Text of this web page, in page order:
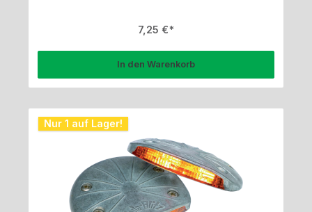
Regulärer Preis:
7,25 €
In den Warenkorb
Nur 1 auf Lager!